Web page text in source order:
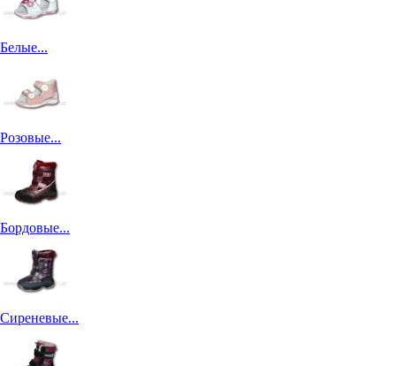
Белые...
Розовые...
Бордовые...
Сиреневые...